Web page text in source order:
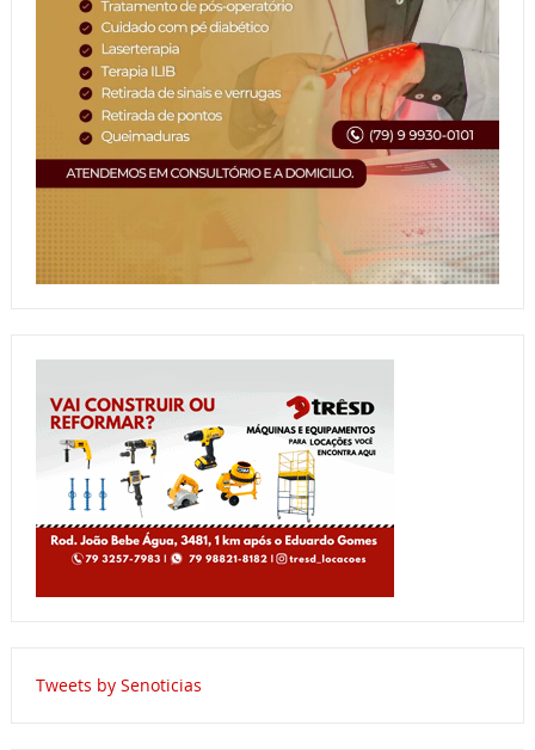
Tweets by Senoticias